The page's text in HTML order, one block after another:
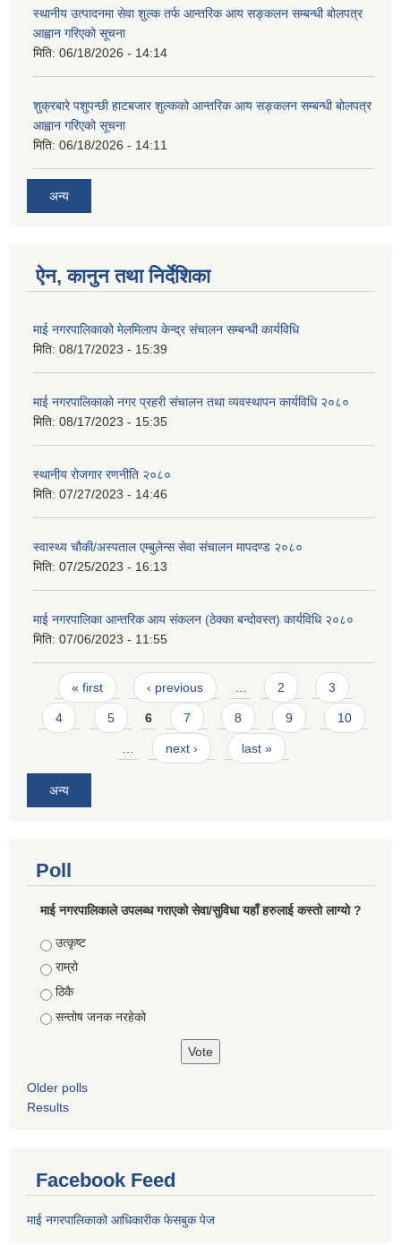
स्थानीय उत्पादनमा सेवा शुल्क तर्फ आन्तरिक आय सङ्कलन सम्बन्धी बोलपत्र
आह्वान गरिएको सूचना
मिति: 06/18/2026 - 14:14
शुक्रबारे पशुपन्छी हाटबजार शुल्कको आन्तरिक आय सङ्कलन सम्बन्धी बोलपत्र
आह्वान गरिएको सूचना
मिति: 06/18/2026 - 14:11
अन्य
ऐन, कानुन तथा निर्देशिका
माई नगरपालिकाको मेलमिलाप केन्द्र संचालन सम्बन्धी कार्यविधि
मिति: 08/17/2023 - 15:39
माई नगरपालिकाको नगर प्रहरी संचालन तथा व्यवस्थापन कार्यविधि २०८०
मिति: 08/17/2023 - 15:35
स्थानीय रोजगार रणनीति २०८०
मिति: 07/27/2023 - 14:46
स्वास्थ्य चौकी/अस्पताल एम्बुलेन्स सेवा संचालन मापदण्ड २०८०
मिति: 07/25/2023 - 16:13
माई नगरपालिका आन्तरिक आय संकलन (ठेक्का बन्दोवस्त) कार्यविधि २०८०
मिति: 07/06/2023 - 11:55
Pages
« first ‹ previous … 2 3
4 5 6 7 8 9 10
… next › last »
अन्य
Poll
माई नगरपालिकाले उपलब्ध गराएको सेवा/सुविधा यहाँ हरुलाई कस्तो लाग्यो ?
Choices
उत्कृष्ट
राम्रो
ठिकै
सन्तोष जनक नरहेको
Older polls
Results
Facebook Feed
माई नगरपालिकाको आधिकारीक फेसबुक पेज